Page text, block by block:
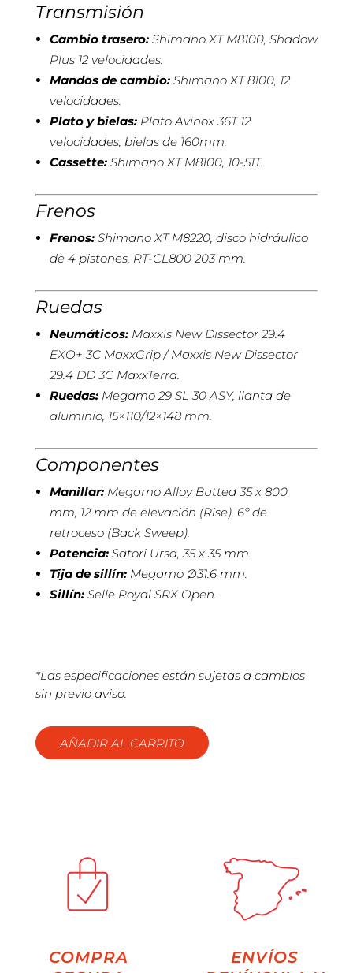
Transmisión
Cambio trasero:Shimano XT M8100, Shadow
Plus 12 velocidades.
Mandos de cambio:Shimano XT 8100, 12
velocidades.
Plato y bielas:Plato Avinox 36T 12
velocidades, bielas de 160mm.
Cassette:Shimano XT M8100, 10-51T.
Frenos
Frenos:Shimano XT M8220, disco hidráulico
de 4 pistones, RT-CL800 203 mm.
Ruedas
Neumáticos:Maxxis New Dissector 29.4
EXO+ 3C MaxxGrip / Maxxis New Dissector
29.4 DD 3C MaxxTerra.
Ruedas:Megamo 29 SL 30 ASY, llanta de
aluminio, 15×110/12×148 mm.
Componentes
Manillar:Megamo Alloy Butted 35 x 800
mm, 12 mm de elevación (Rise), 6º de
retroceso (Back Sweep).
Potencia:Satori Ursa, 35 x 35 mm.
Tija de sillín:Megamo Ø31.6 mm.
Sillín:Selle Royal SRX Open.
*Las especificaciones están sujetas a cambios
sin previo aviso.
AÑADIR AL CARRITO
COMPRA
ENVÍOS